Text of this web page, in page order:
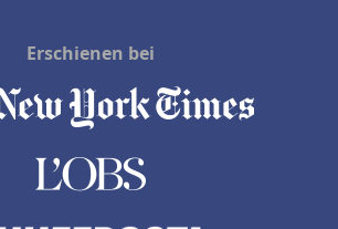
Erschienen bei